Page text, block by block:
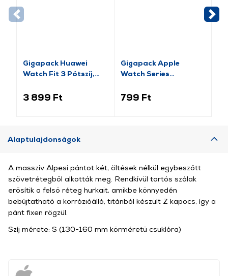
Gigapack Huawei
Watch Fit 3 Pótszíj,
3 899 Ft
Gigapack Apple
Watch Series
fekete/rozéarany (GP-
799 Ft
Alaptulajdonságok
A masszív Alpesi pántot két, öltések nélkül egybeszőtt
szövetrétegből alkották meg. Rendkívül tartós szálak
erősítik a felső réteg hurkait, amikbe könnyedén
bebújtatható a korrózióálló, titánból készült Z kapocs, így a
pánt fixen rögzül.
Szíj mérete: S (130-160 mm körméretű csuklóra)